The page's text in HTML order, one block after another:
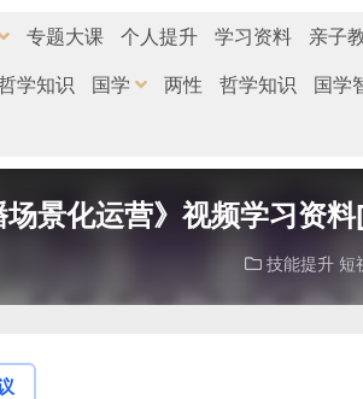
专题大课 个人提升 学习资料 亲子
学知识 国学 两性 哲学知识 国学
场景化运营》视频学习资
技能提升 短